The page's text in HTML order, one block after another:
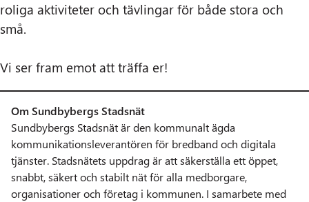
roliga aktiviteter och tävlingar för både stora och
små.
Vi ser fram emot att träffa er!
Om Sundbybergs Stadsnät
Sundbybergs Stadsnät är den kommunalt ägda
kommunikationsleverantören för bredband och digitala
tjänster. Stadsnätets uppdrag är att säkerställa ett öppet,
snabbt, säkert och stabilt nät för alla medborgare,
organisationer och företag i kommunen. I samarbete med